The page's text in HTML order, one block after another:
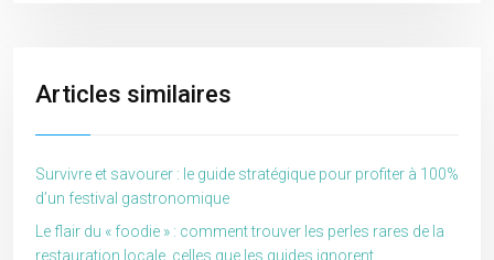
Articles similaires
Survivre et savourer : le guide stratégique pour profiter à 100%
d’un festival gastronomique
Le flair du « foodie » : comment trouver les perles rares de la
restauration locale, celles que les guides ignorent